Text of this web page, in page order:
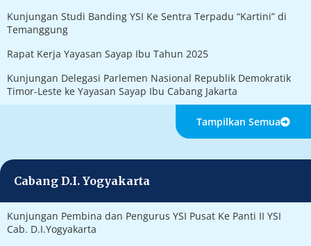
Kunjungan Studi Banding YSI Ke Sentra Terpadu “Kartini” di
Temanggung
Rapat Kerja Yayasan Sayap Ibu Tahun 2025
Kunjungan Delegasi Parlemen Nasional Republik Demokratik
Timor-Leste ke Yayasan Sayap Ibu Cabang Jakarta
Tampilkan Semua
Cabang D.I. Yogyakarta
Kunjungan Pembina dan Pengurus YSI Pusat Ke Panti II YSI
Cab. D.I.Yogyakarta